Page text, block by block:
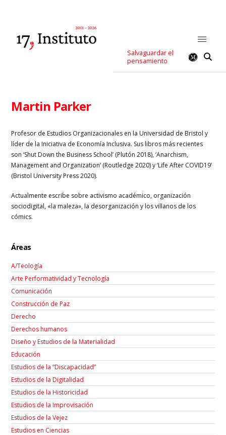
Salvaguardar el
pensamiento
Martin Parker
Profesor de Estudios Organizacionales en la Universidad de Bristol y
líder de la Iniciativa de Economía Inclusiva. Sus libros más recientes
son ‘Shut Down the Business School’ (Plutón 2018), ‘Anarchism,
Management and Organization’ (Routledge 2020) y ‘Life After COVID19’
(Bristol University Press 2020).
Actualmente escribe sobre activismo académico, organización
sociodigital, «la maleza», la desorganización y los villanos de los
cómics.
Áreas
A/Teología
Arte Performatividad y Tecnología
Comunicación
Construcción de Paz
Derecho
Derechos humanos
Diseño y Estudios de la Materialidad
Educación
Estudios de la “Discapacidad”
Estudios de la Digitalidad
Estudios de la Historicidad
Estudios de la Improvisación
Estudios de la Vejez
Estudios en Ciencias